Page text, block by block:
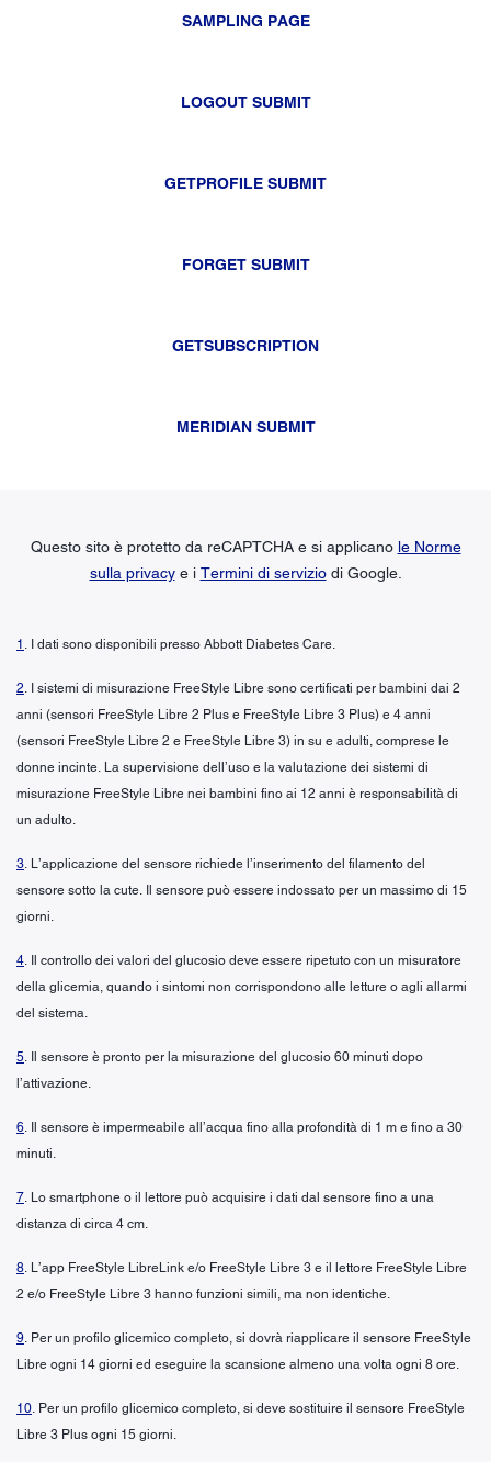
SAMPLING PAGE
LOGOUT SUBMIT
GETPROFILE SUBMIT
FORGET SUBMIT
GETSUBSCRIPTION
MERIDIAN SUBMIT
Questo sito è protetto da reCAPTCHA e si applicano le Norme
sulla privacye i Termini di serviziodi Google.
1 . I dati sono disponibili presso Abbott Diabetes Care.
2. I sistemi di misurazione FreeStyle Libre sono certificati per bambini dai 2
anni (sensori FreeStyle Libre 2 Plus e FreeStyle Libre 3 Plus) e 4 anni
(sensori FreeStyle Libre 2 e FreeStyle Libre 3) in su e adulti, comprese le
donne incinte. La supervisione dell’uso e la valutazione dei sistemi di
misurazione FreeStyle Libre nei bambini fino ai 12 anni è responsabilità di
un adulto.
3. L’applicazione del sensore richiede l’inserimento del filamento del
sensore sotto la cute. Il sensore può essere indossato per un massimo di 15
giorni.
4. Il controllo dei valori del glucosio deve essere ripetuto con un misuratore
della glicemia, quando i sintomi non corrispondono alle letture o agli allarmi
del sistema.
5. Il sensore è pronto per la misurazione del glucosio 60 minuti dopo
l’attivazione.
6. Il sensore è impermeabile all’acqua fino alla profondità di 1 m e fino a 30
minuti.
7. Lo smartphone o il lettore può acquisire i dati dal sensore fino a una
distanza di circa 4 cm.
8. L’app FreeStyle LibreLink e/o FreeStyle Libre 3 e il lettore FreeStyle Libre
2 e/o FreeStyle Libre 3 hanno funzioni simili, ma non identiche.
9. Per un profilo glicemico completo, si dovrà riapplicare il sensore FreeStyle
Libre ogni 14 giorni ed eseguire la scansione almeno una volta ogni 8 ore.
10. Per un profilo glicemico completo, si deve sostituire il sensore FreeStyle
Libre 3 Plus ogni 15 giorni.